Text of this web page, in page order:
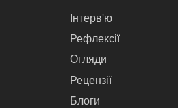
Інтерв'ю
Рефлексії
Огляди
Рецензії
Блоги